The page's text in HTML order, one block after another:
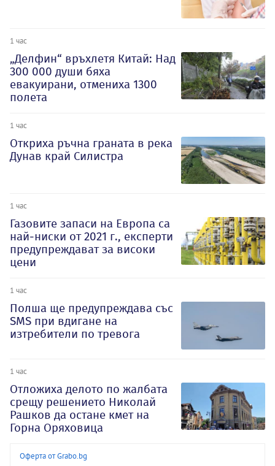
1 час
„Делфин“ връхлетя Китай: Над
300 000 души бяха
евакуирани, отмениха 1300
полета
1 час
Откриха ръчна граната в река
Дунав край Силистра
1 час
Газовите запаси на Европа са
най-ниски от 2021 г., експерти
предупреждават за високи
цени
1 час
Полша ще предупреждава със
SMS при вдигане на
изтребители по тревога
1 час
Отложиха делото по жалбата
срещу решението Николай
Рашков да остане кмет на
Горна Оряховица
Оферта от Grabo.bg